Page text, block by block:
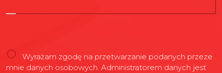
Wyrażam zgodę na przetwarzanie podanych przeze
mnie danych osobowych. Administratorem danych jest